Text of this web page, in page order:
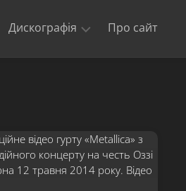
Дискографія
The
Lightning
Master
Про сайт